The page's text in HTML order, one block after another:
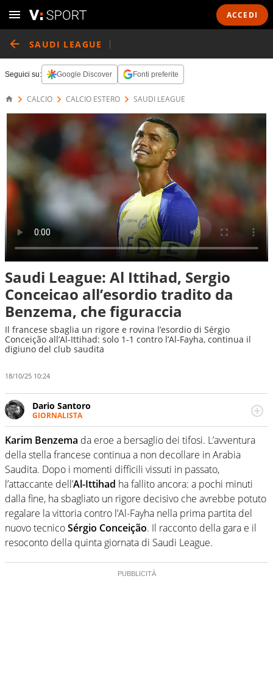
ACCEDI
SAUDI LEAGUE
Seguici su: Google Discover Fonti preferite
CALCIO CALCIO ESTERO SAUDI LEAGUE
Saudi League: Al Ittihad, Sergio
Conceicao all’esordio tradito da
Benzema, che figuraccia
Il francese sbaglia un rigore e rovina l’esordio di Sérgio
Conceição all’Al-Ittihad: solo 1-1 contro l’Al-Fayha, continua il
digiuno del club saudita
18/10/25 10:24
Dario Santoro
GIORNALISTA
Scrive, commenta, racconta lo sport in tutte le
sfaccettature. Tocca l'apice quando ha modo di
concentrarsi sulle interviste ai grandi protagonisti
Karim Benzema da eroe a bersaglio dei tifosi. L’avventura
della stella francese continua a non decollare in Arabia
Saudita. Dopo i momenti difficili vissuti in passato,
l’attaccante dell’Al-Ittihad ha fallito ancora: a pochi minuti
dalla fine, ha sbagliato un rigore decisivo che avrebbe potuto
regalare la vittoria contro l’Al-Fayha nella prima partita del
nuovo tecnicoSérgio Conceição. Il racconto della gara e il
resoconto della quinta giornata di Saudi League.